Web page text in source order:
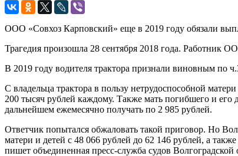
ООО «Совхоз Карповский» еще в 2019 году обязали
Трагедия произошла 28 сентября 2018 года. Работник
В 2019 году водителя трактора признали виновным по
С владельца трактора в пользу нетрудоспособной
200 тысяч рублей каждому. Также мать погибшего и
дальнейшем ежемесячно получать по 2 985 рублей.
Ответчик попытался обжаловать такой приговор. Но
матери и детей с 48 066 рублей до 62 146 рублей, а
пишет объединенная пресс-служба судов Волгоградской